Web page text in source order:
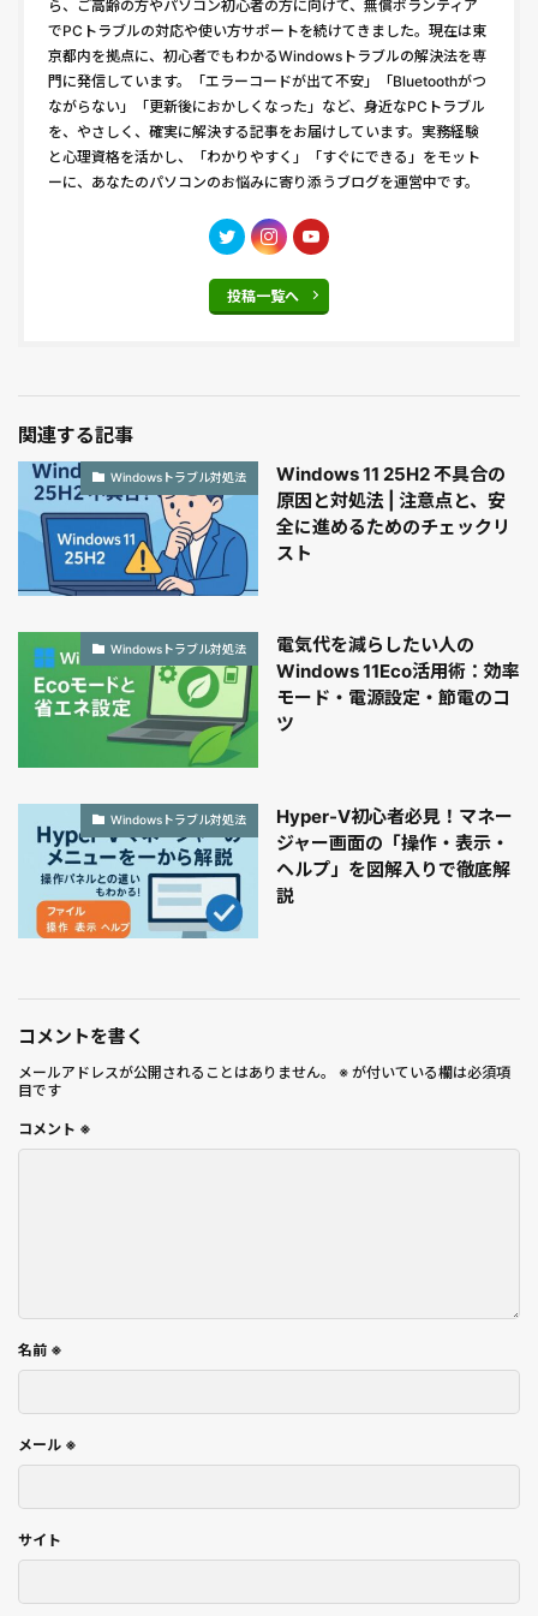
ら、ご高齢の方やパソコン初心者の方に向けて、無償ボランティア
でPCトラブルの対応や使い方サポートを続けてきました。現在は東
京都内を拠点に、初心者でもわかるWindowsトラブルの解決法を専
門に発信しています。「エラーコードが出て不安」「Bluetoothがつ
ながらない」「更新後におかしくなった」など、身近なPCトラブル
を、やさしく、確実に解決する記事をお届けしています。実務経験
と心理資格を活かし、「わかりやすく」「すぐにできる」をモット
ーに、あなたのパソコンのお悩みに寄り添うブログを運営中です。
投稿一覧へ
関連する記事
Windowsトラブル対処法
Windows 11 25H2 不具合の
原因と対処法 | 注意点と、安
全に進めるためのチェックリ
スト
Windowsトラブル対処法
電気代を減らしたい人の
Windows 11Eco活用術：効率
モード・電源設定・節電のコ
ツ
Windowsトラブル対処法
Hyper-V初心者必見！マネー
ジャー画面の「操作・表示・
ヘルプ」を図解入りで徹底解
説
コメントを書く
メールアドレスが公開されることはありません。 ※ が付いている欄は必須項
目です
コメント ※
名前 ※
メール ※
サイト